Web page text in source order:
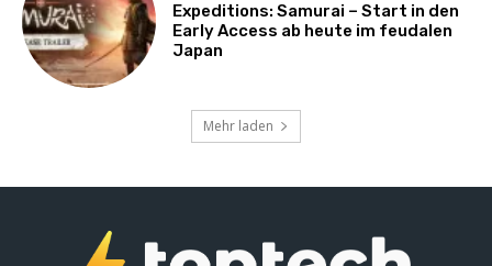
Expeditions: Samurai – Start in den
Early Access ab heute im feudalen
Japan
Mehr laden